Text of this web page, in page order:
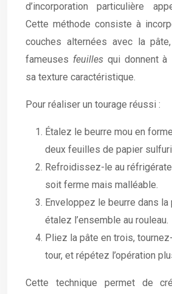
d’incorporation particulière
Cette méthode consiste à
couches alternées avec la
fameuses feuilles qui donnent
sa texture caractéristique.
Pour réaliser un tourage réussi :
Étalez le beurre mou en
deux feuilles de papier
Refroidissez-le au
soit ferme mais malléable.
Enveloppez le beurre dans
étalez l’ensemble au rouleau.
Pliez la pâte en trois,
tour, et répétez l’opération
Cette technique permet de